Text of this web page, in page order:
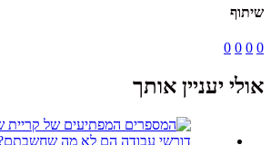
שיתוף
0
0
0
0
אולי יעניין אותך